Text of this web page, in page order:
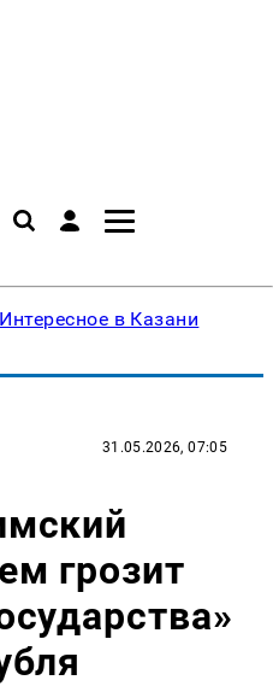
Интересное в Казани
31.05.2026, 07:05
грозит